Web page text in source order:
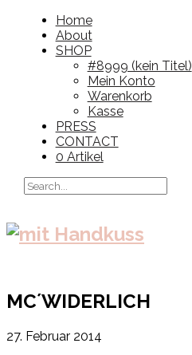
Home
About
SHOP
#8999 (kein Titel)
Mein Konto
Warenkorb
Kasse
PRESS
CONTACT
0 Artikel
MC´WIDERLICH
27. Februar 2014